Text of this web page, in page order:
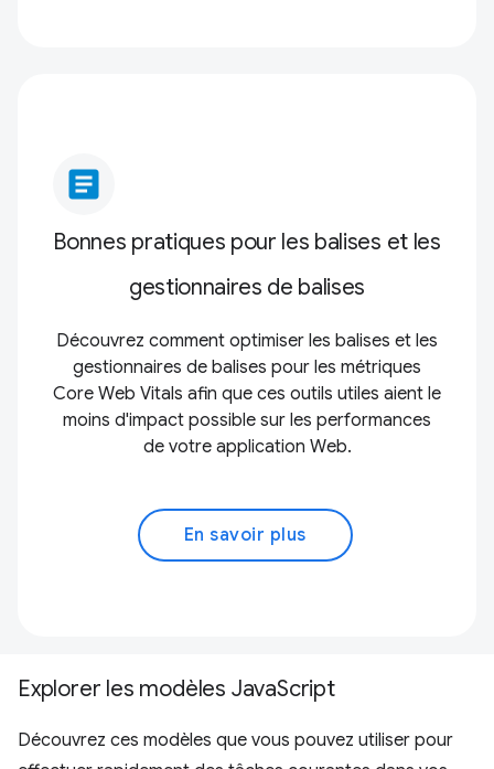
article
Bonnes pratiques pour les balises et les
gestionnaires de balises
Découvrez comment optimiser les balises et les
gestionnaires de balises pour les métriques
Core Web Vitals afin que ces outils utiles aient le
moins d'impact possible sur les performances
de votre application Web.
En savoir plus
Explorer les modèles JavaScript
Découvrez ces modèles que vous pouvez utiliser pour